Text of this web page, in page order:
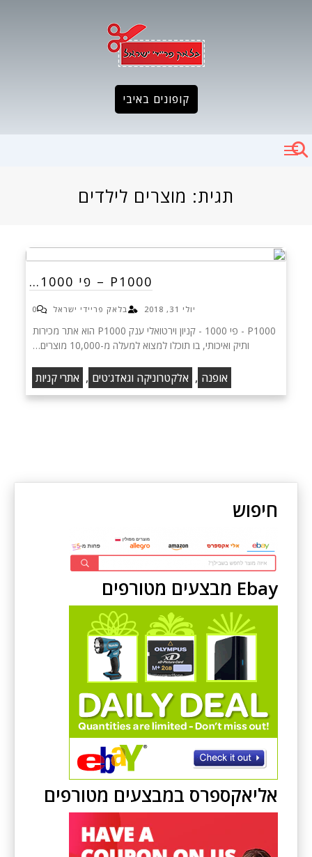
קופונים באיבי
תגית: מוצרים לילדים
P1000 – פי 1000…
יולי 31, 2018 בלאק פריידי ישראל 0
P1000 - פי 1000 - קניון וירטואלי ענק P1000 הוא אתר מכירות
ותיק ואיכותי, בו תוכלו למצוא למעלה מ-10,000 מוצרים…
אופנה , אלקטרוניקה וגאדג'טים , אתרי קניות
חיפוש
Ebay מבצעים מטורפים
אליאקספרס במבצעים מטורפים